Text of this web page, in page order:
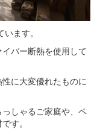
ます。
バー断熱を使用して
に大変優れたものに
しゃるご家庭や、ペ
す。